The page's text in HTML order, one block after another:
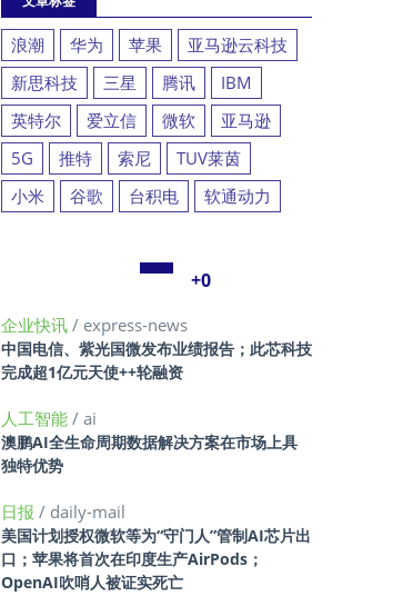
浪潮 华为 苹果
亚马逊云科技
新思科技
三星 腾讯
IBM
英特尔
爱立信 微软
亚马逊
5G
推特 索尼
TUV莱茵
小米
谷歌 台积电 软通动力
+0
企业快讯 / express-news
中国电信、紫光国微发布业绩报告；此芯科技
完成超1亿元天使++轮融资
人工智能 / ai
澳鹏AI全生命周期数据解决方案在市场上具
独特优势
日报 / daily-mail
美国计划授权微软等为“守门人”管制AI芯片出
口；苹果将首次在印度生产AirPods；
OpenAI吹哨人被证实死亡